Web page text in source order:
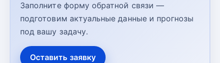
Заполните форму обратной связи —
подготовим актуальные данные и прогнозы
под вашу задачу.
Оставить заявку